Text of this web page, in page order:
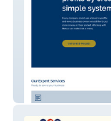
Nexus Consulting